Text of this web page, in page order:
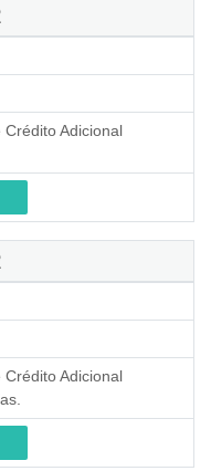
Adicional
Adicional